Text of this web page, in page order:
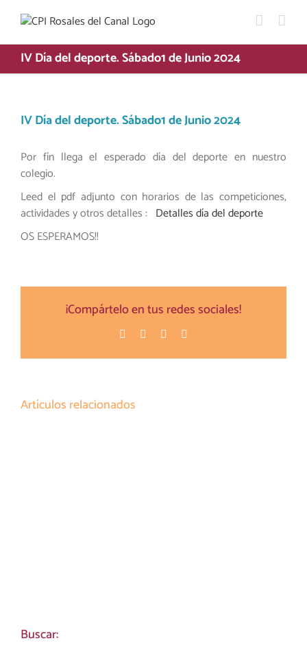
contenido
IV Día del deporte. Sábado1 de Junio 2024
IV Día del deporte. Sábado1 de Junio 2024
Por fín llega el esperado día del deporte en nuestro
colegio.
Leed el pdf adjunto con horarios de las competiciones,
actividades y otros detalles : Detalles día del deporte
OS ESPERAMOS!!
¡Compártelo en tus redes sociales!
Facebook
TwitterPinterest
Artículos relacionados
Buscar: